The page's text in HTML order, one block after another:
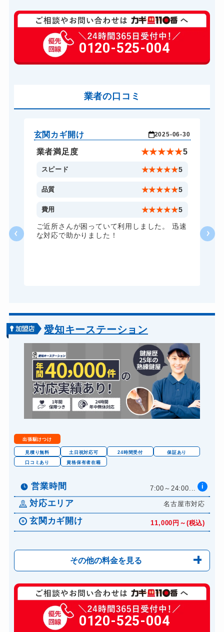
玄関カギ修理 8,800円～(税込)
玄関カギ作成 3,300円～(税込)
玄関カギ交換 18,700円～(税込)
バイクカギ開け
スーツケースカギ開け 8,250円～(税込)
金庫カギ開け 5,500円～(税込)
金庫カギ修理 11,000円～(税込)
金庫カギ交換 11,000円～(税込)
10,780円～(税込)
ドアノブカギ交換 11,000円～(税込)
0120-525-004
業者の口コミ
玄関カギ開け 2025-06-30
業者満足度 ★★★★★5
スピード ★★★★★5
品質 ★★★★★5
費用 ★★★★★5
ご近所さんが困っていて利用しました。 迅速
な対応で助かりました！
愛知キーステーション
出張駆けつけ
見積り無料 土日祝対応可 24時間受付
保証あり
口コミあり
資格保有者在籍
営業時間 7:00～24:00... i
対応エリア 名古屋市対応
玄関カギ開け 11,000円～(税込)
その他の料金を見る
玄関カギ修理 6,600円～(税込)
玄関カギ作成 14,300円～(税込)
0120-525-004